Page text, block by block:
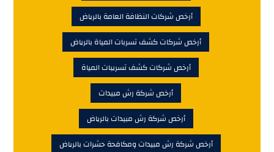
أرخص شركات النظافة العامة بالرياض
أرخص شركات كشف تسربات المياة بالرياض
أرخص شركات كشف تسريبات المياة
أرخص شركة رش مبيدات
أرخص شركة رش مبيدات بالرياض
أرخص شركة رش مبيدات ومكافحة حشرات بالرياض